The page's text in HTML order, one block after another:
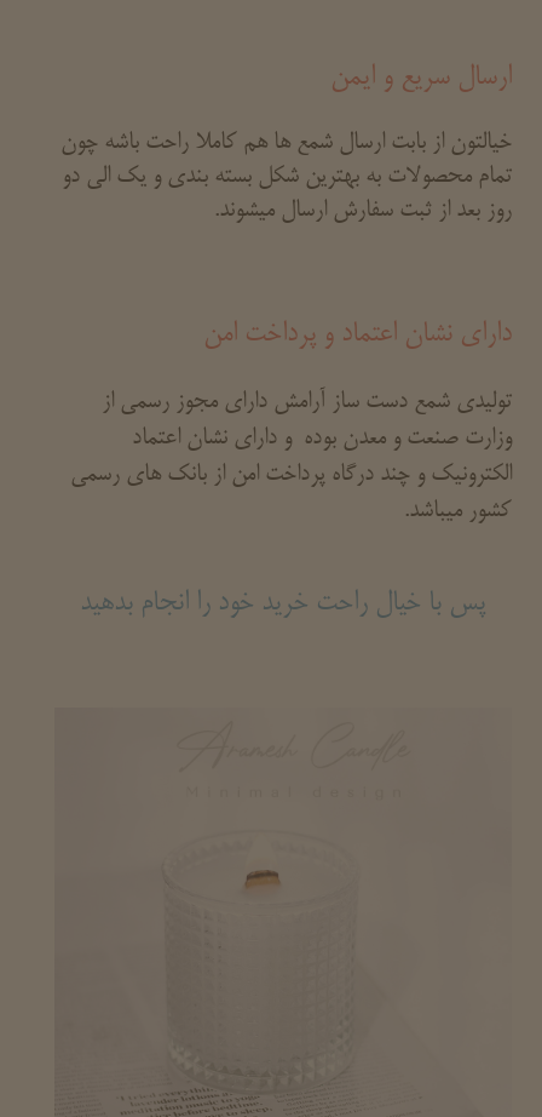
ارسال سریع و ایمن
خیالتون از بابت ارسال شمع ها هم کاملا راحت باشه چون
تمام محصولات به بهترین شکل بسته بندی و یک الی دو
روز بعد از ثبت سفارش ارسال میشوند.
دارای نشان اعتماد و پرداخت امن
تولیدی شمع دست ساز آرامش دارای مجوز رسمی از
وزارت صنعت و معدن بوده و دارای نشان اعتماد
الکترونیک و چند درگاه پرداخت امن از بانک های رسمی
کشور میباشد.
پس با خیال راحت خرید خود را انجام بدهید